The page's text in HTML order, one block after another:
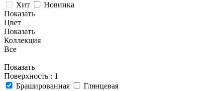
Хит
Новинка
Показать
Цвет
Показать
Коллекция
Все
Показать
Поверхность : 1
Брашированная
Глянцевая